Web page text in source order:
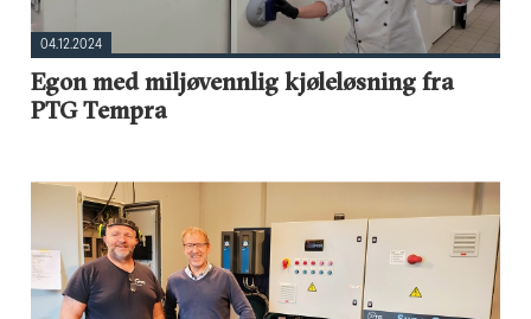
04.12.2024
Egon med miljøvennlig kjøleløsning fra
PTG Tempra